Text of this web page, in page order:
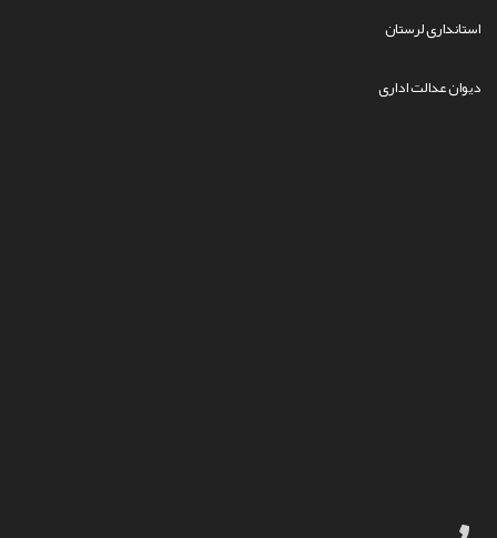
استانداری لرستان
دیوان عدالت اداری